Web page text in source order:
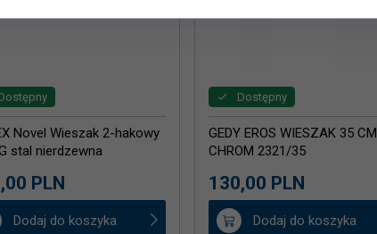
Novel Wieszak 2-hakowy
stal nierdzewna
00 PLN
Dodaj do koszyka
Dostępny
GEDY EROS WIESZAK 35 CM
CHROM 2321/35
130,00 PLN
Dodaj do koszyka